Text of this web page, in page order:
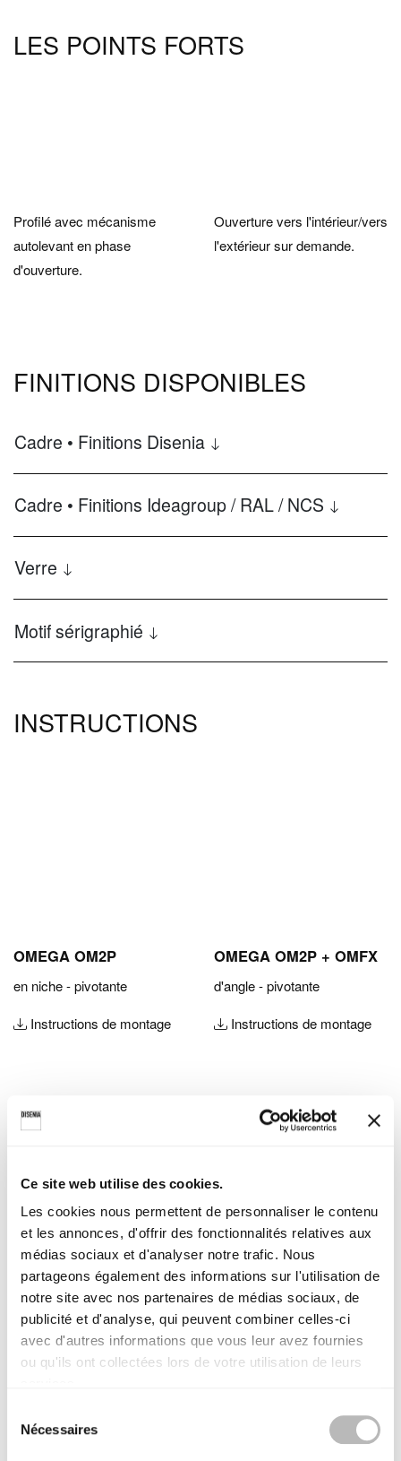
Ce site web utilise des cookies.
Les cookies nous permettent de personnaliser le contenu
et les annonces, d'offrir des fonctionnalités relatives aux
médias sociaux et d'analyser notre trafic. Nous
partageons également des informations sur l'utilisation de
notre site avec nos partenaires de médias sociaux, de
publicité et d'analyse, qui peuvent combiner celles-ci
avec d'autres informations que vous leur avez fournies
ou qu'ils ont collectées lors de votre utilisation de leurs
Nécessaires
LES POINTS FORTS
Profilé avec mécanisme
autolevant en phase
d'ouverture.
Ouverture vers l'intérieur/vers
l'extérieur sur demande.
FINITIONS DISPONIBLES
Cadre • Finitions Disenia
Cadre • Finitions Ideagroup / RAL / NCS
Verre
Motif sérigraphié
INSTRUCTIONS
OMEGA OM2P
en niche - pivotante
Instructions de montage
OMEGA OM2P + OMFX
d'angle - pivotante
Instructions de montage
OMEGA OMFP + OMFI
d'angle - pivotante
Instructions de montage
OMEGA OMFPNI
en niche - pivotante
Instructions de montage